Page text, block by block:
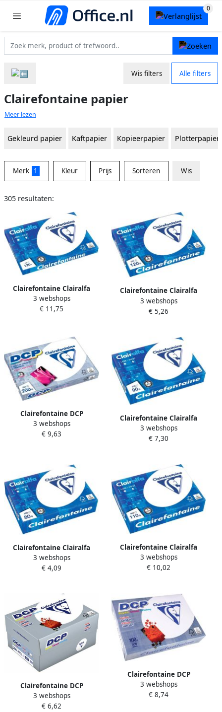
Wis filters Alle filters
Clairefontaine papier
Meer lezen
Gekleurd papier Kaftpapier Kopieerpapier Plotterpapier
Merk 1 Kleur Prijs Sorteren Wis
305 resultaten:
Clairefontaine Clairalfa
presentatiepapier ft A3 120
g pak van 250 vel
3 webshops
€ 11,75
Clairefontaine Clairalfa
presentatiepapier ft A4 120
g pak van 250 vel
3 webshops
€ 5,26
Clairefontaine DCP
presentatiepapier ft A4 200
g pak van 250 vel
3 webshops
€ 9,63
Clairefontaine Clairalfa
presentatiepapier A4 90 g
pak van 500 vel
3 webshops
€ 7,30
Clairefontaine Clairalfa
printpapier ft A5 80 g pak
van 500 vel
3 webshops
€ 4,09
Clairefontaine Clairalfa
presentatiepapier A4 110 g
pak van 500 vel
3 webshops
€ 10,02
Clairefontaine DCP
presentatiepapier A4 250 g
pak van 125 vel
3 webshops
€ 6,62
Clairefontaine DCP
presentatiepapier A4 100 g
pak van 500 vel
3 webshops
€ 8,74